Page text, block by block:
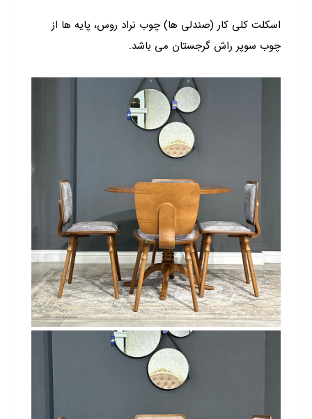
اسکلت کلی کار (صندلی ها) چوب نراد روس، پایه ها از
چوب سوپر راش گرجستان می باشد.